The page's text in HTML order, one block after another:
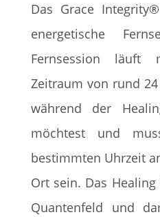
Das Grace
energetische
Fernsession läuft
Zeitraum von rund
während der
möchtest und
bestimmten Uhrzeit
Ort sein. Das
Quantenfeld und